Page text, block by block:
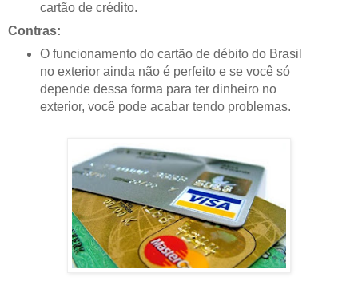
cartão de crédito.
Contras:
O funcionamento do cartão de débito do Brasil
no exterior ainda não é perfeito e se você só
depende dessa forma para ter dinheiro no
exterior, você pode acabar tendo problemas.